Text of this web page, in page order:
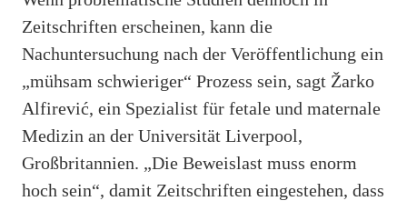
Zeitschriften erscheinen, kann die
Nachuntersuchung nach der Veröffentlichung ein
„mühsam schwieriger“ Prozess sein, sagt Žarko
Alfirević, ein Spezialist für fetale und maternale
Medizin an der Universität Liverpool,
Großbritannien. „Die Beweislast muss enorm
hoch sein“, damit Zeitschriften eingestehen, dass